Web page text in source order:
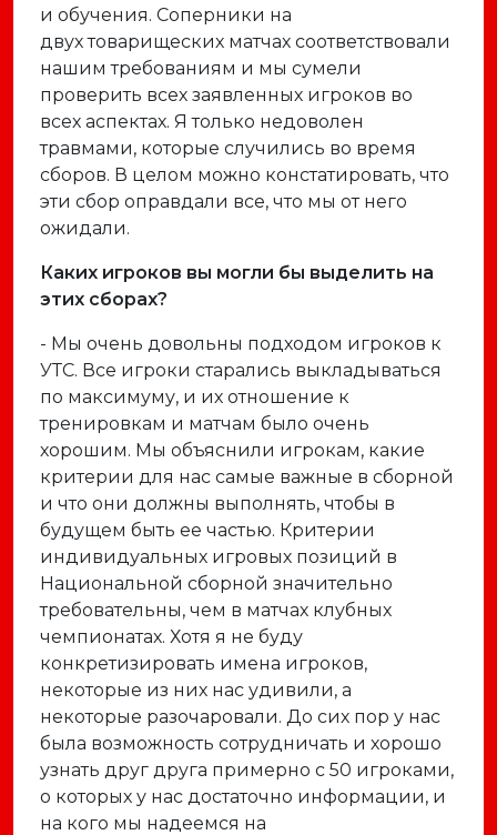
и обучения. Соперники на
двух товарищеских матчах соответствовали
нашим требованиям и мы сумели
проверить всех заявленных игроков во
всех аспектах. Я только недоволен
травмами, которые случились во время
сборов. В целом можно констатировать, что
эти сбор оправдали все, что мы от него
ожидали.
Каких игроков вы могли бы выделить на
этих сборах?
- Мы очень довольны подходом игроков к
УТС. Все игроки старались выкладываться
по максимуму, и их отношение к
тренировкам и матчам было очень
хорошим. Мы объяснили игрокам, какие
критерии для нас самые важные в сборной
и что они должны выполнять, чтобы в
будущем быть ее частью. Критерии
индивидуальных игровых позиций в
Национальной сборной значительно
требовательны, чем в матчах клубных
чемпионатах. Хотя я не буду
конкретизировать имена игроков,
некоторые из них нас удивили, а
некоторые разочаровали. До сих пор у нас
была возможность сотрудничать и хорошо
узнать друг друга примерно с 50 игроками,
о которых у нас достаточно информации, и
на кого мы надеемся на